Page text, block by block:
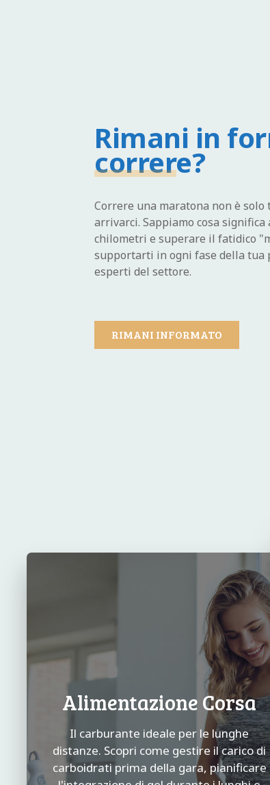
Rimani in
correre?
Correre una maratona non è
arrivarci. Sappiamo cosa
chilometri e superare il fatidico
supportarti in ogni fase della
esperti del settore.
RIMANI INFORMATO
Alimentazione Corsa
Il carburante ideale per le lunghe
distanze. Scopri come gestire il carico di
carboidrati prima della gara, pianificare